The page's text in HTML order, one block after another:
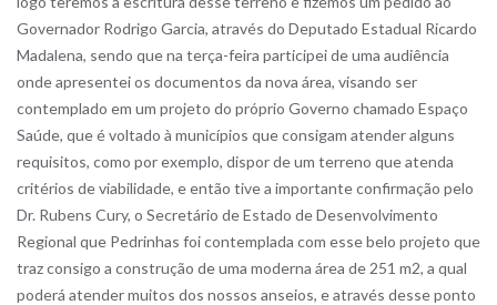
Governador Rodrigo Garcia, através do Deputado Estadual Ricardo
Madalena, sendo que na terça-feira participei de uma audiência
onde apresentei os documentos da nova área, visando ser
contemplado em um projeto do próprio Governo chamado Espaço
Saúde, que é voltado à municípios que consigam atender alguns
requisitos, como por exemplo, dispor de um terreno que atenda
critérios de viabilidade, e então tive a importante confirmação pelo
Dr. Rubens Cury, o Secretário de Estado de Desenvolvimento
Regional que Pedrinhas foi contemplada com esse belo projeto que
traz consigo a construção de uma moderna área de 251 m2, a qual
poderá atender muitos dos nossos anseios, e através desse ponto